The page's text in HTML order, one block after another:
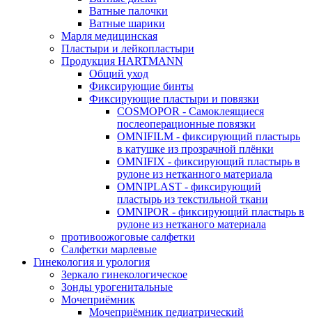
Ватные палочки
Ватные шарики
Марля медицинская
Пластыри и лейкопластыри
Продукция HARTMANN
Общий уход
Фиксирующие бинты
Фиксирующие пластыри и повязки
COSMOPOR - Самоклеящиеся
послеоперационные повязки
OMNIFILM - фиксирующий пластырь
в катушке из прозрачной плёнки
OMNIFIX - фиксирующий пластырь в
рулоне из нетканного материала
OMNIPLAST - фиксирующий
пластырь из текстильной ткани
OMNIPOR - фиксирующий пластырь в
рулоне из нетканого материала
противоожоговые салфетки
Салфетки марлевые
Гинекология и урология
Зеркало гинекологическое
Зонды урогенитальные
Мочеприёмник
Мочеприёмник педиатрический